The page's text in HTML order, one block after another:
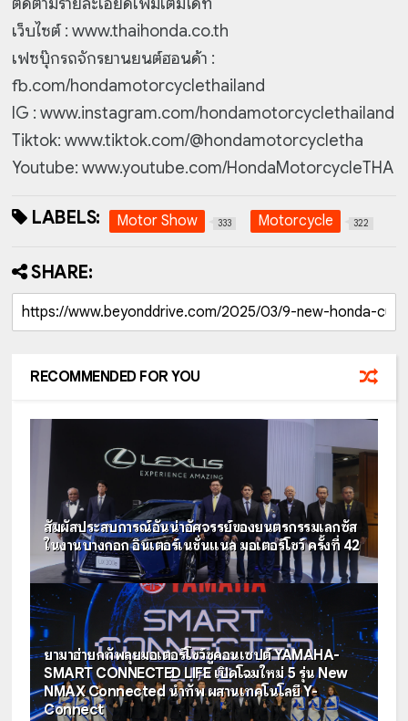
เว็บไซต์ : www.thaihonda.co.th
เฟซบุ๊กรถจักรยานยนต์ฮอนด้า :
fb.com/hondamotorcyclethailand
IG : www.instagram.com/hondamotorcyclethailand
Tiktok: www.tiktok.com/@hondamotorcycletha
Youtube: www.youtube.com/HondaMotorcycleTHA
LABELS: Motor Show 333 Motorcycle 322
SHARE:
RECOMMENDED FOR YOU
สัมผัสประสบการณ์อันน่าอัศจรรย์ของยนตรกรรมเลกซัส
ในงานบางกอก อินเตอร์เนชั่นแนล มอเตอร์โชว์ ครั้งที่ 42
ยามาฮ่ายกทัพลุยมอเตอร์โชว์ชูคอนเซปต์ YAMAHA-
SMART CONNECTED LIFE เปิดโฉมใหม่ 5 รุ่น New
NMAX Connected นำทัพ ผสานเทคโนโลยี Y-
Connect